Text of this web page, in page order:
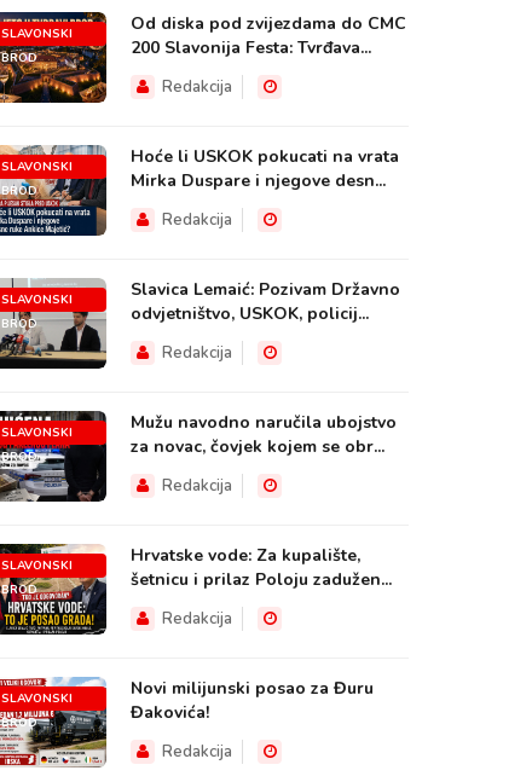
SLAVONSKI
BROD
Od diska pod zvijezdama do CMC
200 Slavonija Festa: Tvrđava...
Redakcija
SLAVONSKI
BROD
Hoće li USKOK pokucati na vrata
Mirka Duspare i njegove desn...
Redakcija
SLAVONSKI
BROD
Slavica Lemaić: Pozivam Državno
odvjetništvo, USKOK, policij...
Redakcija
SLAVONSKI
BROD
Mužu navodno naručila ubojstvo
za novac, čovjek kojem se obr...
Redakcija
SLAVONSKI
BROD
Hrvatske vode: Za kupalište,
šetnicu i prilaz Poloju zadužen...
Redakcija
SLAVONSKI
BROD
Novi milijunski posao za Đuru
Đakovića!
Redakcija